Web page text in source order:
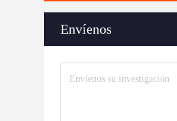
Envíenos